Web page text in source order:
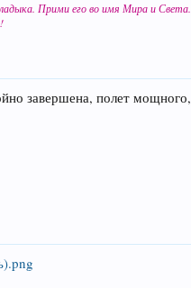
Прими его во имя Мира и Света.
завершена, полет